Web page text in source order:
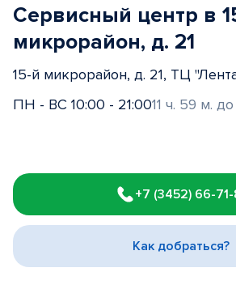
Сервисный центр в
микрорайон, д. 21
15-й микрорайон, д. 21, ТЦ
ПН - ВС 10:00 - 21:0011 ч. 59 м.
1
of
3
+7 (3452) 66-71-
Как добраться?